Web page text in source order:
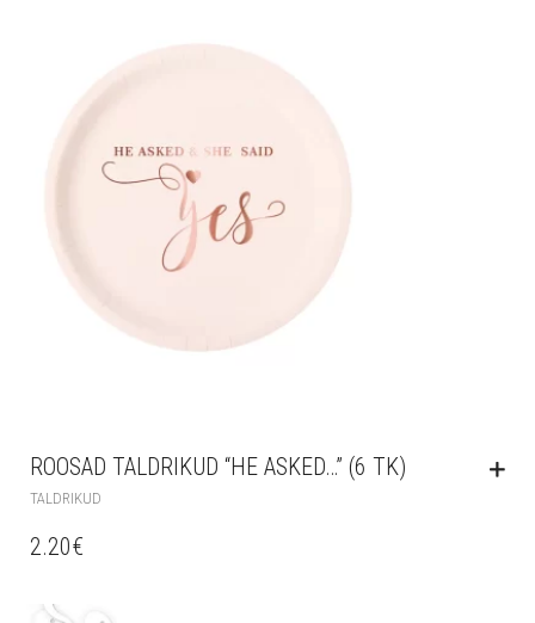
ROOSAD TALDRIKUD “HE ASKED…” (6 TK)
TALDRIKUD
2.20€